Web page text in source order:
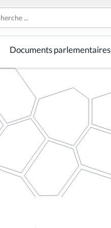
Documents parlementaires